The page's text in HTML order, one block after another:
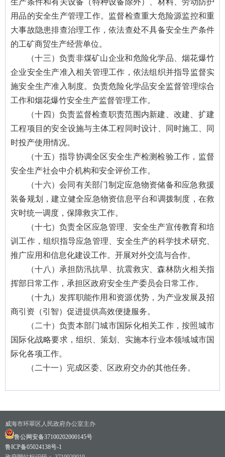
生产条件和有关设备（特种设备除外）、材料、劳动防护
用品的安全生产管理工作。监督检查重大危险源监控和重
大事故隐患排查治理工作，依法查处不具备安全生产条件
的工矿商贸生产经营单位。
（十三）负责非煤矿山企业和危险化学品、烟花爆竹
企业安全生产准入相关管理工作，依法组织并指导监督实
施安全生产准入制度。负责危险化学品安全监督管理综合
工作和烟花爆竹安全生产监督管理工作。
（十四）负责监督检查职责范围内新建、改建、扩建
工程项目的安全设施与主体工程同时设计、同时施工、同
时投产使用情况。
（十五）指导协调全区安全生产检测检验工作，监督
安全生产社会中介机构和安全评价工作。
（十六）会同有关部门制定应急物资储备和应急救援
装备规划，建立健全应急物资信息平台和调拨制度，在救
灾时统一调度，保障救灾工作。
（十七）负责全区应急管理、安全生产宣传教育和培
训工作，组织指导应急管理、安全生产的科学技术研究、
推广应用和信息化建设工作。开展对外交流与合作。
（十八）承担防汛抗旱、抗震救灾、森林防火相关指
挥部日常工作，承担区政府安全生产委员会日常工作。
（十九）发挥职能作用和资源优势，为产业发展及招
商引资（引智）促进提供高效便捷服务。
（二十）负责本部门城市国际化相关工作，按照城市
国际化战略要求，组织、策划、实施本行业本领域城市国
际化各项工作。
（二十一）完成区委、区政府交办的其他任务。
威海市环翠区人民政府办公室主办
鲁公网安备37100202000145号
鲁ICP备05024138号-1